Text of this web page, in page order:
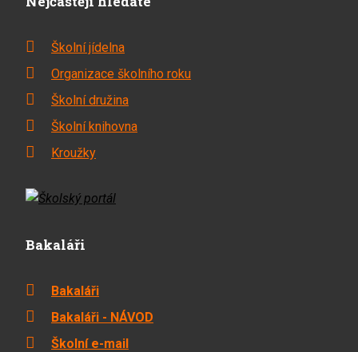
Školní jídelna
Organizace školního roku
Školní družina
Školní knihovna
Kroužky
Bakaláři
Bakaláři
Bakaláři - NÁVOD
Školní e-mail